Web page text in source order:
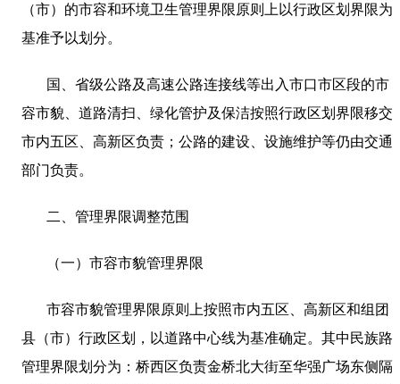
（市）的市容和环境卫生管理界限原则上以行政区划界限为
基准予以划分。
国、省级公路及高速公路连接线等出入市口市区段的市
容市貌、道路清扫、绿化管护及保洁按照行政区划界限移交
市内五区、高新区负责；公路的建设、设施维护等仍由交通
部门负责。
二、管理界限调整范围
（一）市容市貌管理界限
市容市貌管理界限原则上按照市内五区、高新区和组团
县（市）行政区划，以道路中心线为基准确定。其中民族路
管理界限划分为：桥西区负责金桥北大街至华强广场东侧隔